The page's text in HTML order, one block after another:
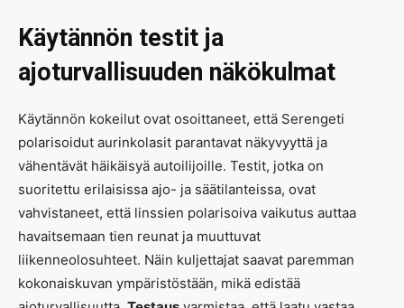
Käytännön testit ja
ajoturvallisuuden näkökulmat
Käytännön kokeilut ovat osoittaneet, että Serengeti
polarisoidut aurinkolasit parantavat näkyvyyttä ja
vähentävät häikäisyä autoilijoille. Testit, jotka on
suoritettu erilaisissa ajo- ja säätilanteissa, ovat
vahvistaneet, että linssien polarisoiva vaikutus auttaa
havaitsemaan tien reunat ja muuttuvat
liikenneolosuhteet. Näin kuljettajat saavat paremman
kokonaiskuvan ympäristöstään, mikä edistää